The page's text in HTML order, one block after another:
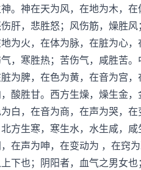
。神在天为风，在地为木，
肝，悲胜怒；风伤筋，燥胜
为火，在体为脉，在脏为心
，寒胜热；苦伤气，咸胜苦
为脾，在色为黄，在音为宫
酸胜甘。西方生燥，燥生金
白，在音为商，在声为哭，
方生寒，寒生水，水生咸，
在声为呻，在变动为 ，在窍
下也；阴阳者，血气之男女